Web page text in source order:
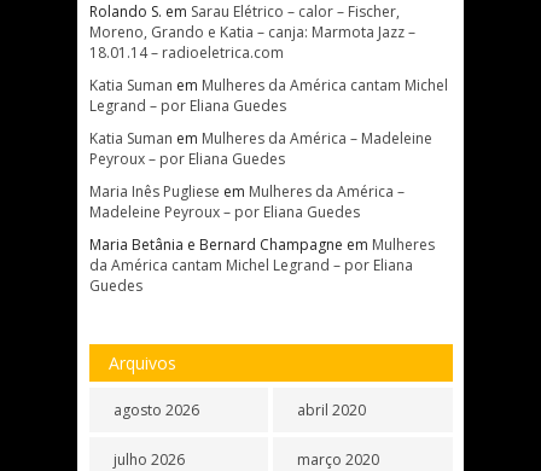
Rolando S. em Sarau Elétrico – calor – Fischer,
Moreno, Grando e Katia – canja: Marmota Jazz –
18.01.14 – radioeletrica.com
Katia Suman em Mulheres da América cantam Michel
Legrand – por Eliana Guedes
Katia Suman em Mulheres da América – Madeleine
Peyroux – por Eliana Guedes
Maria Inês Pugliese em Mulheres da América –
Madeleine Peyroux – por Eliana Guedes
Maria Betânia e Bernard Champagne em Mulheres
da América cantam Michel Legrand – por Eliana
Guedes
Arquivos
agosto 2026
julho 2026
abril 2020
março 2020